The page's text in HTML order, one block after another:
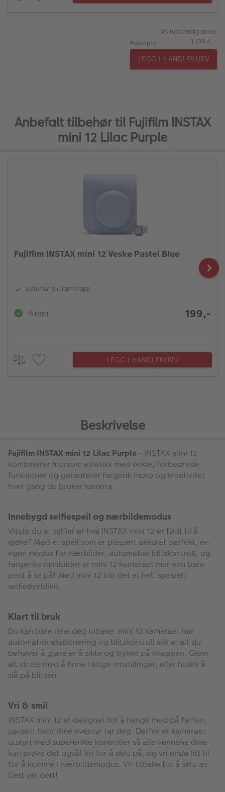
Vis fullstendig pakke
Pakkepris
1 094,-
LEGG I HANDLEKURV
Anbefalt tilbehør til Fujifilm INSTAX
mini 12 Lilac Purple
Fujifilm INSTAX mini 12 Veske Pastel Blue
Justerbar Skulderstropp
På lager 199,-
LEGG I HANDLEKURV
Beskrivelse
Fujifilm INSTAX mini 12 Lilac Purple - INSTAX mini 12
kombinerer morsom estetikk med enkle, forbedrede
funksjoner og garanterer fargerik moro og kreativitet
hver gang du bruker kamera.
Innebygd selfiespeil og nærbildemodus
Visste du at selfier er hva INSTAX mini 12 er født til å
gjøre? Med et speil som er plassert akkurat perfekt, en
egen modus for nærbilder, automatisk blitskontroll, og
fargerike minibilder er mini 12 kameraet mer enn bare
pent å se på! Med mini 12 blir det et helt spesielt
selfieøyeblikk.
Klart til bruk
Du kan bare lene deg tilbake. mini 12 kameraet har
automatisk eksponering og blitskontroll slik at alt du
behøver å gjøre er å sikte og trykke på knappen. Glem
alt stress med å finne riktige innstillinger, eller huske å
slå på blitsen.
Vri & smil
INSTAX mini 12 er designet for å henge med på farten,
uansett hvor dine eventyr tar deg. Derfor er kameraet
utstyrt med superenkle kontroller så alle vennene dine
kan prøve det også! Vri for å skru på, og vri enda litt til
for å komme i nærbildemodus. Vri tilbake for å skru av.
Dett var dett!